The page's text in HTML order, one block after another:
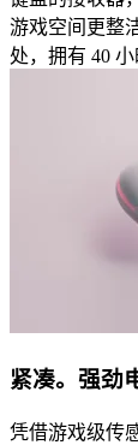
游戏空间更整
处，拥有 40
紧凑。强劲
凭借游戏级传